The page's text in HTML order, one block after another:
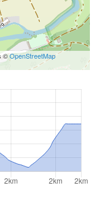
©OpenStreetMap